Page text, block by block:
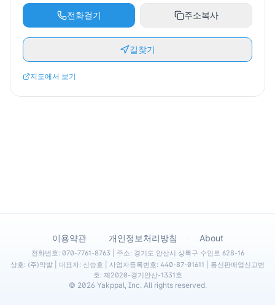
전화걸기 주소복사
길찾기
지도에서 보기
이용약관 개인정보처리방침 About
전화번호: 070-7761-8763 | 주소: 경기도 안산시 상록구 수인로 628-16
상호: (주)약발 | 대표자: 신승호 | 사업자등록번호: 440-87-01611 | 통신판매업신고번
호: 제2020-경기안산-1331호
© 2026 Yakppal, Inc. All rights reserved.